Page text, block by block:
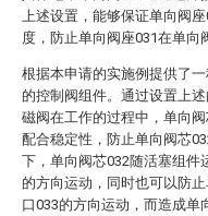
上述设置，能够保证单向阀
度，防止单向阀座031在单向
根据本申请的实施例提供了
的控制阀组件。通过设置上
磁阀在工作的过程中，单向
配合稳定性，防止单向阀芯
下，单向阀芯032随活塞组件
的方向运动，同时也可以防
口033的方向运动，而造成单